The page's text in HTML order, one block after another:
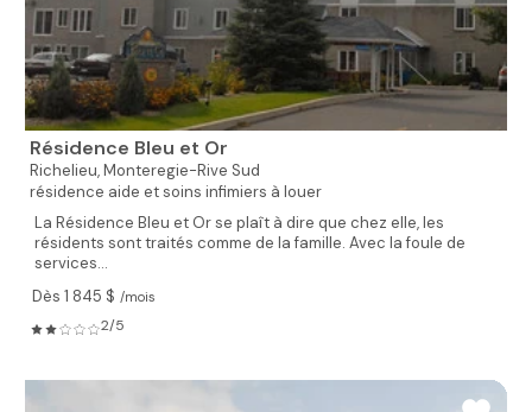
Résidence Bleu et Or
Richelieu,Monteregie-Rive Sud
résidence aide et soins infimiers à louer
La Résidence Bleu et Or se plaît à dire que chez elle, les
résidents sont traités comme de la famille. Avec la foule de
services...
Dès 1 845 $ /mois
2/5